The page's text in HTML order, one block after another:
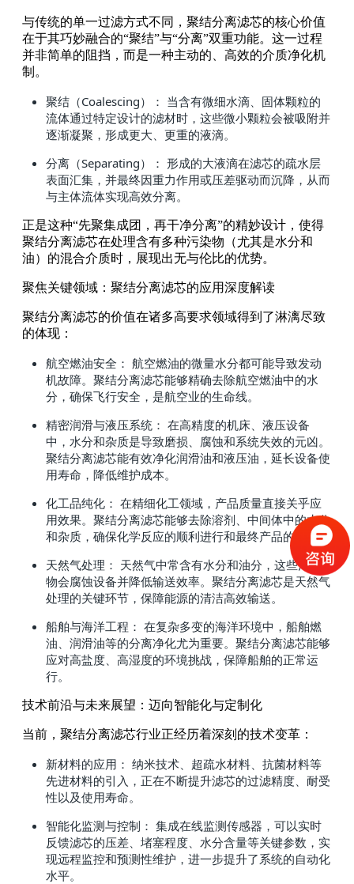
与传统的单一过滤方式不同，聚结分离滤芯的核心价值
在于其巧妙融合的“聚结”与“分离”双重功能。这一过程
并非简单的阻挡，而是一种主动的、高效的介质净化机
制。
聚结（Coalescing）： 当含有微细水滴、固体颗粒的
流体通过特定设计的滤材时，这些微小颗粒会被吸附并
逐渐凝聚，形成更大、更重的液滴。
分离（Separating）： 形成的大液滴在滤芯的疏水层
表面汇集，并最终因重力作用或压差驱动而沉降，从而
与主体流体实现高效分离。
正是这种“先聚集成团，再干净分离”的精妙设计，使得
聚结分离滤芯在处理含有多种污染物（尤其是水分和
油）的混合介质时，展现出无与伦比的优势。
聚焦关键领域：聚结分离滤芯的应用深度解读
聚结分离滤芯的价值在诸多高要求领域得到了淋漓尽致
的体现：
航空燃油安全： 航空燃油的微量水分都可能导致发动
机故障。聚结分离滤芯能够精确去除航空燃油中的水
分，确保飞行安全，是航空业的生命线。
精密润滑与液压系统： 在高精度的机床、液压设备
中，水分和杂质是导致磨损、腐蚀和系统失效的元凶。
聚结分离滤芯能有效净化润滑油和液压油，延长设备使
用寿命，降低维护成本。
化工品纯化： 在精细化工领域，产品质量直接关乎应
用效果。聚结分离滤芯能够去除溶剂、中间体中的水分
和杂质，确保化学反应的顺利进行和最终产品的纯度。
天然气处理： 天然气中常含有水分和油分，这些污染
物会腐蚀设备并降低输送效率。聚结分离滤芯是天然气
处理的关键环节，保障能源的清洁高效输送。
船舶与海洋工程： 在复杂多变的海洋环境中，船舶燃
油、润滑油等的分离净化尤为重要。聚结分离滤芯能够
应对高盐度、高湿度的环境挑战，保障船舶的正常运
行。
技术前沿与未来展望：迈向智能化与定制化
当前，聚结分离滤芯行业正经历着深刻的技术变革：
新材料的应用： 纳米技术、超疏水材料、抗菌材料等
先进材料的引入，正在不断提升滤芯的过滤精度、耐受
性以及使用寿命。
智能化监测与控制： 集成在线监测传感器，可以实时
反馈滤芯的压差、堵塞程度、水分含量等关键参数，实
现远程监控和预测性维护，进一步提升了系统的自动化
水平。